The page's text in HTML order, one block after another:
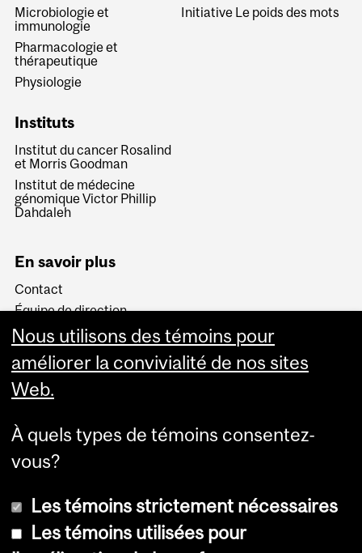
Microbiologie et
immunologie
Pharmacologie et
thérapeutique
Physiologie
Instituts
Institut du cancer Rosalind
et Morris Goodman
Institut de médecine
génomique Victor Phillip
Dahdaleh
Initiative Le poids des mots
En savoir plus
Contact
Équipe de direction
Nouvelles de l'ÉSBM
Le Bulletel
Nous utilisons des témoins pour
améliorer la convivialité de nos sites
Web.
À quels types de témoins consentez-
vous?
Les témoins strictement nécessaires
Les témoins utilisées pour